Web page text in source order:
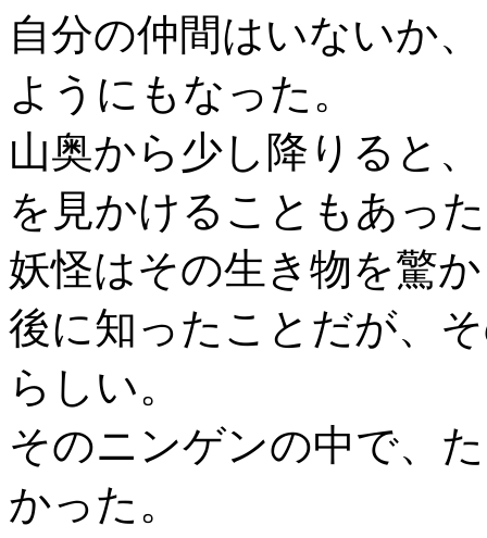
自分の仲間はいないか
ようにもなった。
山奥から少し降りると
を見かけることもあっ
妖怪はその生き物を驚
後に知ったことだが、
らしい。
そのニンゲンの中で、
かった。